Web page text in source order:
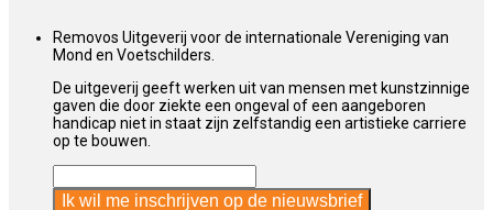
Removos Uitgeverij voor de internationale Vereniging van
Mond en Voetschilders.
De uitgeverij geeft werken uit van mensen met kunstzinnige
gaven die door ziekte een ongeval of een aangeboren
handicap niet in staat zijn zelfstandig een artistieke carriere
op te bouwen.